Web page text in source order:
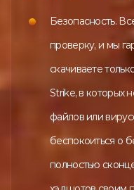
Безопасность.
проверку, и мы
скачиваете
Strike, в которых
файлов или
беспокоиться о
полностью